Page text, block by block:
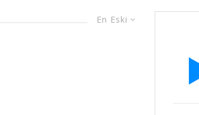
En Eski